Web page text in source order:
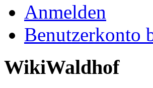
Anmelden
Benutzerkonto
WikiWaldhof